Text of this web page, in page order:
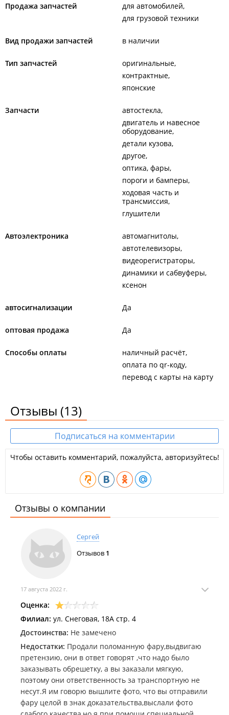
Продажа запчастей
для автомобилей
для грузовой техники
Вид продажи запчастей в наличии
Тип запчастей
оригинальные
контрактные
японские
Запчасти
автостекла
двигатель и навесное
оборудование
детали кузова
другое
оптика, фары
пороги и бамперы
ходовая часть и
трансмиссия
глушители
Автоэлектроника
автомагнитолы
автотелевизоры
видеорегистраторы
динамики и сабвуферы
ксенон
автосигнализации Да
оптовая продажа Да
Способы оплаты
наличный расчёт
оплата по qr-коду
перевод с карты на карту
Отзывы (13)
Подписаться на комментарии
Чтобы оставить комментарий, пожалуйста, авторизуйтесь!
Отзывы о компании
Сергей
Отзывов 1
17 августа 2022 г.
Оценка:
Филиал: ул. Снеговая, 18А стр. 4
Достоинства: Не замечено
Недостатки: Продали поломанную фару,выдвигаю
претензию, они в ответ говорят ,что надо было
заказывать обрешетку, а вы заказали мягкую,
поэтому они ответственность за транспортную не
несут.Я им говорю вышлите фото, что вы отправили
фару целой в знак доказательства,выслали фото